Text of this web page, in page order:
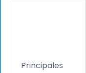
Principales